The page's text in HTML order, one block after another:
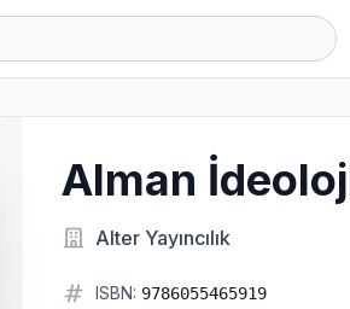
Alman
Alter Yayıncılık
ISBN: 9786055465919